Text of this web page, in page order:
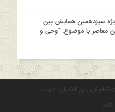
سیزدهمین همایش بین
معاصر با موضوع: “وحی و
تطبیقی بین الادیان الهیات